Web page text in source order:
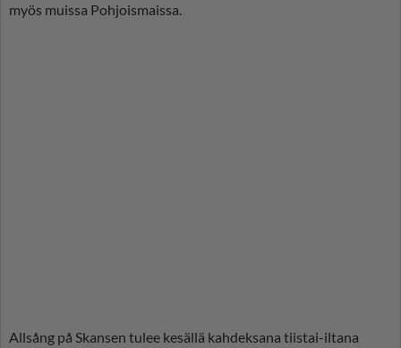
myös muissa Pohjoismaissa.
Allsång på Skansen tulee kesällä kahdeksana tiistai-iltana